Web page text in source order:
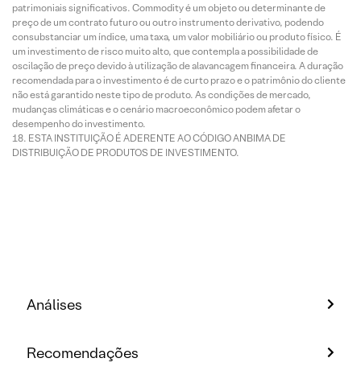
patrimoniais significativos. Commodity é um objeto ou determinante de
preço de um contrato futuro ou outro instrumento derivativo, podendo
consubstanciar um índice, uma taxa, um valor mobiliário ou produto físico. É
um investimento de risco muito alto, que contempla a possibilidade de
oscilação de preço devido à utilização de alavancagem financeira. A duração
recomendada para o investimento é de curto prazo e o patrimônio do cliente
não está garantido neste tipo de produto. As condições de mercado,
mudanças climáticas e o cenário macroeconômico podem afetar o
desempenho do investimento.
ESTA INSTITUIÇÃO É ADERENTE AO CÓDIGO ANBIMA DE
DISTRIBUIÇÃO DE PRODUTOS DE INVESTIMENTO.
Análises
Recomendações